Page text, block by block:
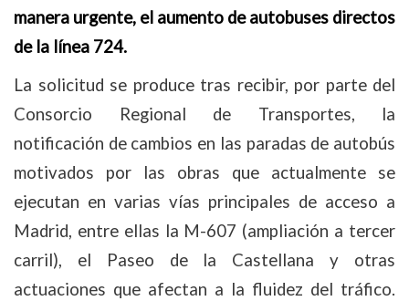
manera urgente, el aumento de autobuses directos
de la línea 724.
La solicitud se produce tras recibir, por parte del
Consorcio Regional de Transportes, la
notificación de cambios en las paradas de autobús
motivados por las obras que actualmente se
ejecutan en varias vías principales de acceso a
Madrid, entre ellas la M-607 (ampliación a tercer
carril), el Paseo de la Castellana y otras
actuaciones que afectan a la fluidez del tráfico.